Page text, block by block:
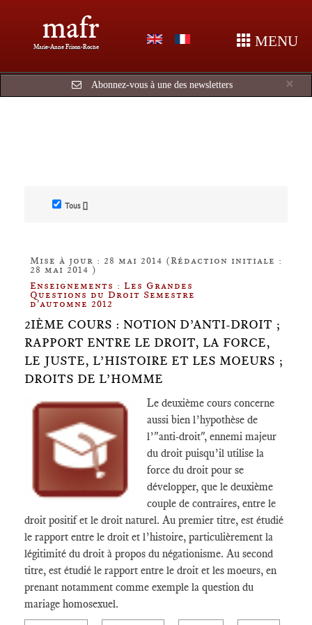
mafr
Marie-Anne Frison-Roche MENU
×
Abonnez-vous à une des newsletters
Tous []
Mise à jour : 28 mai 2014 (Rédaction initiale :
28 mai 2014 )
Enseignements : Les Grandes
Questions du Droit Semestre
d'automne 2012
2IÈME COURS : NOTION D’ANTI-DROIT ;
RAPPORT ENTRE LE DROIT, LA FORCE,
LE JUSTE, L’HISTOIRE ET LES MOEURS ;
DROITS DE L’HOMME
Le deuxième cours concerne
aussi bien l’hypothèse de
l’"anti-droit", ennemi majeur
du droit puisqu’il utilise la
force du droit pour se
développer, que le deuxième
couple de contraires, entre le
droit positif et le droit naturel. Au premier titre, est étudié
le rapport entre le droit et l’histoire, particulièrement la
légitimité du droit à propos du négationisme. Au second
titre, est étudié le rapport entre le droit et les moeurs, en
prenant notamment comme exemple la question du
mariage homosexuel.